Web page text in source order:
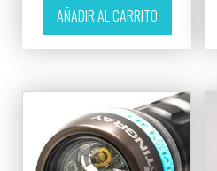
AÑADIR AL CARRITO